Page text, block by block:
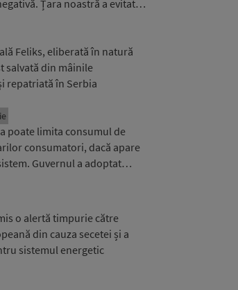
Țara noastră a evitat…
Feliks, eliberată în natură
salvată din mâinile
repatriată în Serbia
poate limita consumul de
consumatori, dacă apare
Guvernul a adoptat…
o alertă timpurie către
din cauza secetei și a
sistemul energetic